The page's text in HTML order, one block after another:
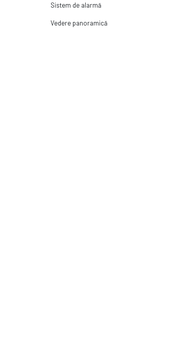
Sistem de alarmă
Vedere panoramică